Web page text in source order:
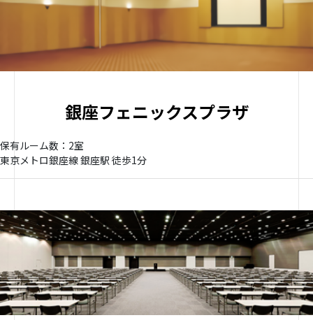
銀座フェニックスプラザ
保有ルーム数：2室
東京メトロ銀座線 銀座駅 徒歩1分